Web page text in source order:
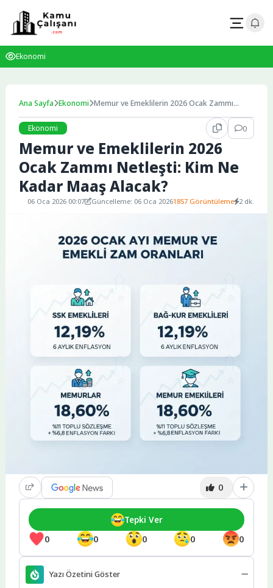
content
Ekonomi
Ana Sayfa Ekonomi Memur ve Emeklilerin 2026 Ocak Zammı
Ekonomi
0
Memur ve Emeklilerin 2026
Ocak Zammı Netleşti: Kim Ne
Kadar Maaş Alacak?
06 Oca 2026 00:07 Güncelleme: 06 Oca 20261857 Görüntüleme 2 dk.
0
0 0 0 0 0
Tepki Ver
Yazı Özetini Göster